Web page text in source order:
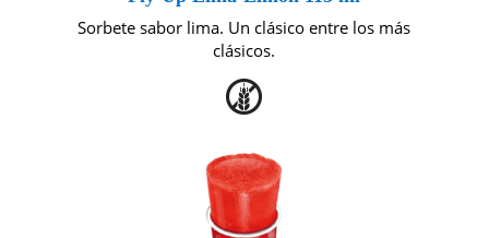
Sorbete sabor lima. Un clásico entre los más
clásicos.